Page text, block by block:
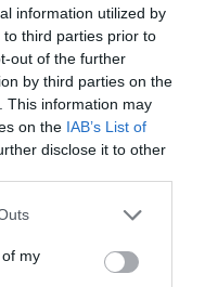
information utilized by
third parties prior to
out of the further
by third parties on the
This information may
on the IAB’s List of
disclose it to other
my